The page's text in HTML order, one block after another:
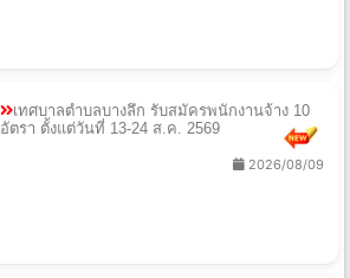
เทศบาลตำบลบางลึก รับสมัครพนักงานจ้าง 10
อัตรา ตั้งแต่วันที่ 13-24 ส.ค. 2569
2026/08/09